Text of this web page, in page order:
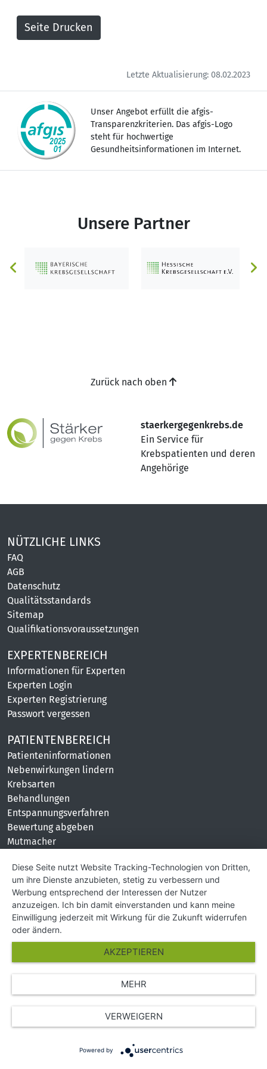
Letzte Aktualisierung: 08.02.2023
Unser Angebot erfüllt die afgis-
Transparenzkriterien. Das afgis-Logo
steht für hochwertige
Gesundheitsinformationen im Internet.
Unsere Partner
staerkergegenkrebs.de
Ein Service für
Krebspatienten und deren
Angehörige
Zurück nach oben
NÜTZLICHE LINKS
FAQ
AGB
Datenschutz
Qualitätsstandards
Sitemap
Qualifikationsvoraussetzungen
EXPERTENBEREICH
Informationen für Experten
Experten Login
Experten Registrierung
Passwort vergessen
PATIENTENBEREICH
Patienteninformationen
Nebenwirkungen lindern
Krebsarten
Behandlungen
Entspannungsverfahren
Bewertung abgeben
Mutmacher
KONTAKT
Impressum
Hilfe und Kontakt
Partner
Presse
Über Uns
© Copyright 2026 SGK Stärker gegen Krebs
Diese Seite nutzt Website Tracking-Technologien von Dritten,
um ihre Dienste anzubieten, stetig zu verbessern und
Werbung entsprechend der Interessen der Nutzer
anzuzeigen. Ich bin damit einverstanden und kann meine
Einwilligung jederzeit mit Wirkung für die Zukunft widerrufen
oder ändern.
VERWEIGERN
AKZEPTIEREN
MEHR
Powered by